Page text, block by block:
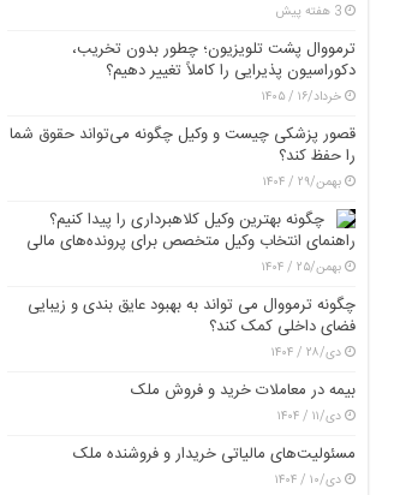
3 هفته پیش
ترمووال پشت تلویزیون؛ چطور بدون تخریب،
دکوراسیون پذیرایی را کاملاً تغییر دهیم؟
خرداد/۱۶ / ۱۴۰۵
قصور پزشکی چیست و وکیل چگونه می‌تواند حقوق شما
را حفظ کند؟
بهمن/۲۹ / ۱۴۰۴
چگونه بهترین وکیل کلاهبرداری را پیدا کنیم؟
راهنمای انتخاب وکیل متخصص برای پرونده‌های مالی
بهمن/۲۵ / ۱۴۰۴
چگونه ترمووال می تواند به بهبود عایق بندی و زیبایی
فضای داخلی کمک کند؟
دی/۲۸ / ۱۴۰۴
بیمه در معاملات خرید و فروش ملک
دی/۱۱ / ۱۴۰۴
مسئولیت‌های مالیاتی خریدار و فروشنده ملک
دی/۱۰ / ۱۴۰۴